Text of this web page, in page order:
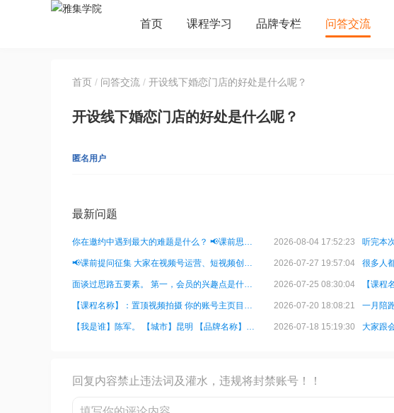
首页 课程学习 品牌专栏 问答交流
首页 / 问答交流 / 开设线下婚恋门店的好处是什么呢？
开设线下婚恋门店的好处是什么呢？
匿名用户
最新问题
你在邀约中遇到最大的难题是什么？ 📢课前思考小问题，听课效 2026-08-04 17:52:23
📢课前提问征集 大家在视频号运营、短视频创作、直播引流、公域 2026-07-27 19:57:04
面谈过思路五要素。 第一，会员的兴趣点是什么？ 第二， 2026-07-25 08:30:04
【课程名称】：置顶视频拍摄 你的账号主页目前有没有置顶自我介 2026-07-20 18:08:21
【我是谁】陈军。 【城市】昆明 【品牌名称】宸缘江阴市婚恋 2026-07-18 15:19:30
回复内容禁止违法词及灌水，违规将封禁账号！！